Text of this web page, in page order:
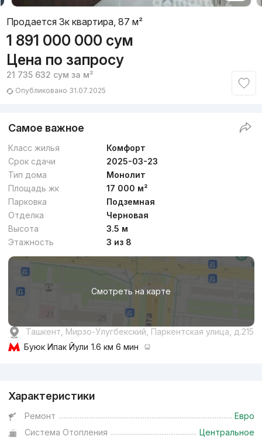
Продается 3к квартира, 87 м²
1 891 000 000 сум
Цена по запросу
21 735 632 сум за м²
Опубликовано 31.07.2025
Самое важное
Класс жилья
Комфорт
Срок сдачи
2025-03-23
Тип дома
Монолит
Площадь жк
17 000 м²
Парковка
Подземная
Отделка
Черновая
Высота
3.5 м
Этажность
3 из 8
Смотреть на карте
Ташкент, Мирзо-Улугбекский, Паркентская улица, д.215
Буюк Ипак Йули 1.6 км 6 мин
Характеристики
Ремонт
Евро
Система Отопления
Центральное